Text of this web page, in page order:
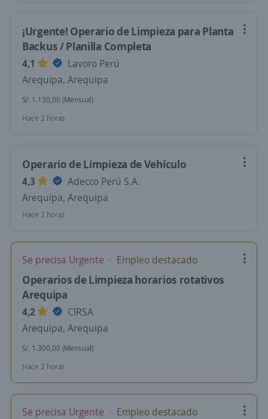
¡Urgente! Operario de Limpieza para Planta
Backus / Planilla Completa
4,1
Lavoro Perú
Arequipa, Arequipa
S/. 1.130,00 (Mensual)
Hace 2 horas
Operario de Limpieza de Vehículo
4,3
Adecco Perú S.A.
Arequipa, Arequipa
Hace 2 horas
Se precisa Urgente Empleo destacado
Operarios de Limpieza horarios rotativos
Arequipa
4,2
CIRSA
Arequipa, Arequipa
S/. 1.300,00 (Mensual)
Hace 2 horas
Se precisa Urgente Empleo destacado